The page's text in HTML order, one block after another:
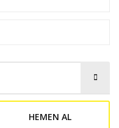
HEMEN AL